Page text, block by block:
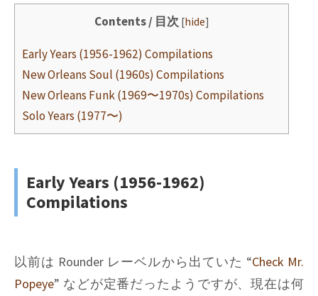
Contents / 目次 [hide]
Early Years (1956-1962) Compilations
New Orleans Soul (1960s) Compilations
New Orleans Funk (1969〜1970s) Compilations
Solo Years (1977〜)
Early Years (1956-1962)
Compilations
以前は Rounder レーベルから出ていた “Check Mr.
Popeye” などが定番だったようですが、現在は何